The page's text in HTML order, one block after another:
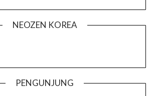
NEOZEN KOREA
PENGUNJUNG